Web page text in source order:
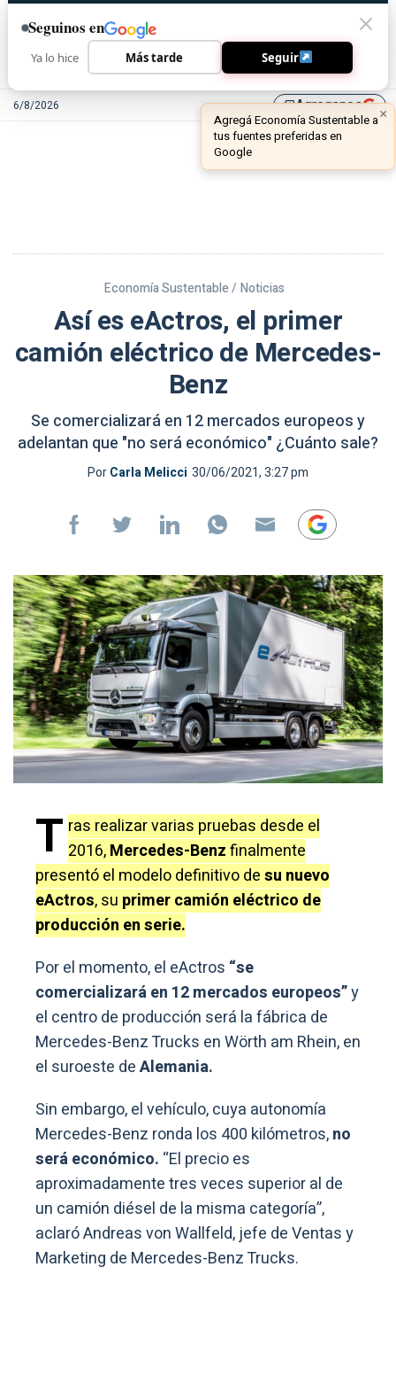
6/8/2026 library_addAgreganos
Economía Sustentable / Noticias
Así es eActros, el primer
camión eléctrico de Mercedes-
Benz
Se comercializará en 12 mercados europeos y
adelantan que "no será económico" ¿Cuánto sale?
PorCarla Melicci 30/06/2021, 3:27 pm
T ras realizar varias pruebas desde el
2016,Mercedes-Benzfinalmente
presentó el modelo definitivo desu nuevo
eActros, su primer camión eléctrico de
producción en serie.
Por el momento, el eActros “se
comercializará en 12 mercados europeos”y
el centro de producción será la fábrica de
Mercedes-Benz Trucks en Wörth am Rhein, en
el suroeste deAlemania.
Sin embargo, el vehículo, cuya autonomía
Mercedes-Benz ronda los 400 kilómetros,no
será económico. “El precio es
aproximadamente tres veces superior al de
un camión diésel de la misma categoría”,
aclaró Andreas von Wallfeld, jefe de Ventas y
Marketing de Mercedes-Benz Trucks.
Seguinos en
Ya lo hice Más tarde Seguir